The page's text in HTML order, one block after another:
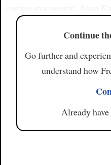
Continue
Go further and
understand how
Already have